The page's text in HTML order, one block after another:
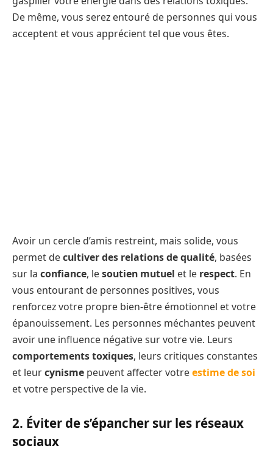
De même, vous serez entouré de personnes qui vous
acceptent et vous apprécient tel que vous êtes.
Avoir un cercle d’amis restreint, mais solide, vous
permet decultiver des relations de qualité, basées
sur la confiance, lesoutien mutuel et le respect. En
vous entourant de personnes positives, vous
renforcez votre propre bien-être émotionnel et votre
épanouissement. Les personnes méchantes peuvent
avoir une influence négative sur votre vie. Leurs
comportements toxiques, leurs critiques constantes
et leurcynisme peuvent affecter votreestime de soi
et votre perspective de la vie.
2. Éviter de s’épancher sur les réseaux
sociaux